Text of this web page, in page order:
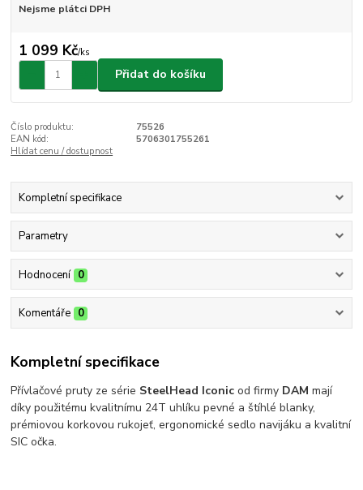
Nejsme plátci DPH
1 099 Kč/ks
Přidat do košíku
Číslo produktu:
75526
EAN kód:
5706301755261
Hlídat cenu / dostupnost
Kompletní specifikace
Parametry
Hodnocení 0
Komentáře 0
Kompletní specifikace
Přívlačové pruty ze série SteelHead Iconicod firmy DAMmají
díky použitému kvalitnímu 24T uhlíku pevné a štíhlé blanky,
prémiovou korkovou rukojeť, ergonomické sedlo navijáku a kvalitní
SIC očka.